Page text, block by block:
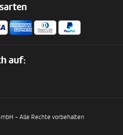
auf:
- Alle Rechte vorbehalten